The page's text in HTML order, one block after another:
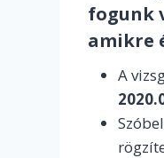
fogunk
amikre
A